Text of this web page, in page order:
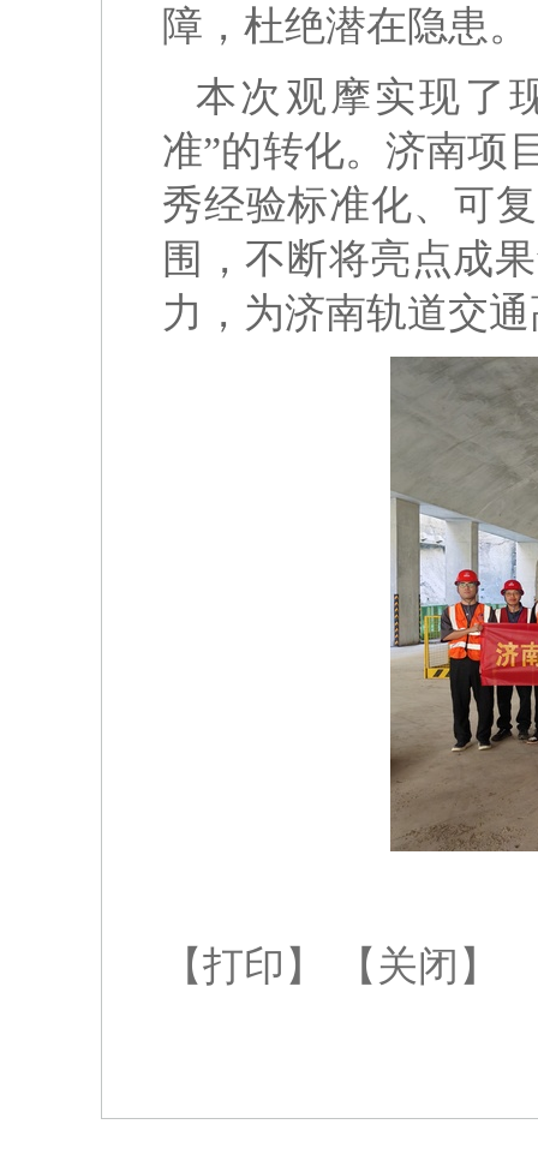
障，杜绝潜在隐患。
本次观摩实现了
准”的转化。济南项
秀经验标准化、可
围，不断将亮点成
力，为济南轨道交
【打印】 【关闭】